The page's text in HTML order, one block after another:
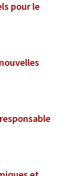
pour le